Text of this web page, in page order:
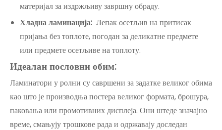
материјал за издржљиву завршну обраду.
Хладна ламинација: Лепак осетљив на притисак
пријања без топлоте, погодан за деликатне предмете
или предмете осетљиве на топлоту.
Идеалан пословни обим:
Ламинатори у ролни су савршени за задатке великог обима
као што је производња постера великог формата, брошура,
паковања или промотивних дисплеја. Они штеде значајно
време, смањују трошкове рада и одржавају доследан